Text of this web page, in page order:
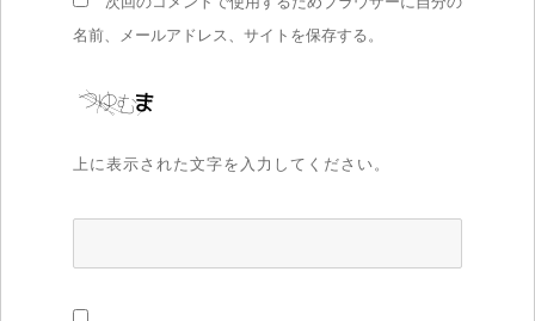
名前、メールアドレス、サイトを保存する。
上に表示された文字を入力してください。